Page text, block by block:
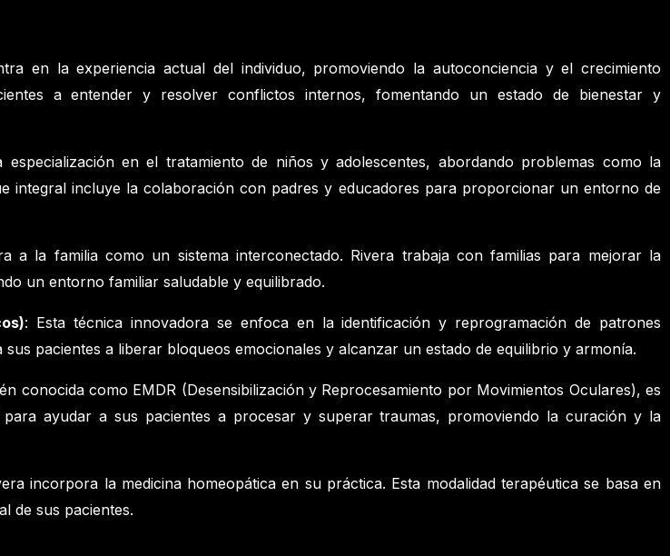
en la experiencia actual del individuo, promoviendo la autoconciencia y el crecimiento
a entender y resolver conflictos internos, fomentando un estado de bienestar y
en el tratamiento de niños y adolescentes, abordando problemas como la
integral incluye la colaboración con padres y educadores para proporcionar un entorno de
a la familia como un sistema interconectado. Rivera trabaja con familias para mejorar la
un entorno familiar saludable y equilibrado.
: Esta técnica innovadora se enfoca en la identificación y reprogramación de patrones
pacientes a liberar bloqueos emocionales y alcanzar un estado de equilibrio y armonía.
conocida como EMDR (Desensibilización y Reprocesamiento por Movimientos Oculares), es
ayudar a sus pacientes a procesar y superar traumas, promoviendo la curación y la
incorpora la medicina homeopática en su práctica. Esta modalidad terapéutica se basa en
de sus pacientes.